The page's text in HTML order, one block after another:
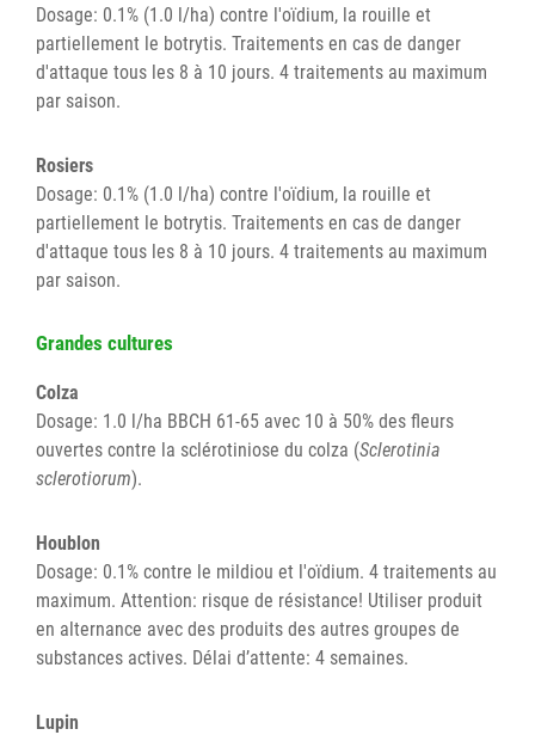
Dosage: 0.1% (1.0 l/ha) contre l'oïdium, la rouille et
partiellement le botrytis. Traitements en cas de danger
d'attaque tous les 8 à 10 jours. 4 traitements au maximum
par saison.
Rosiers
Dosage: 0.1% (1.0 l/ha) contre l'oïdium, la rouille et
partiellement le botrytis. Traitements en cas de danger
d'attaque tous les 8 à 10 jours. 4 traitements au maximum
par saison.
Grandes cultures
Colza
Dosage: 1.0 l/ha BBCH 61-65 avec 10 à 50% des fleurs
ouvertes contre la sclérotiniose du colza (Sclerotinia
sclerotiorum).
Houblon
Dosage: 0.1% contre le mildiou et l'oïdium. 4 traitements au
maximum. Attention: risque de résistance! Utiliser produit
en alternance avec des produits des autres groupes de
substances actives. Délai d’attente: 4 semaines.
Lupin